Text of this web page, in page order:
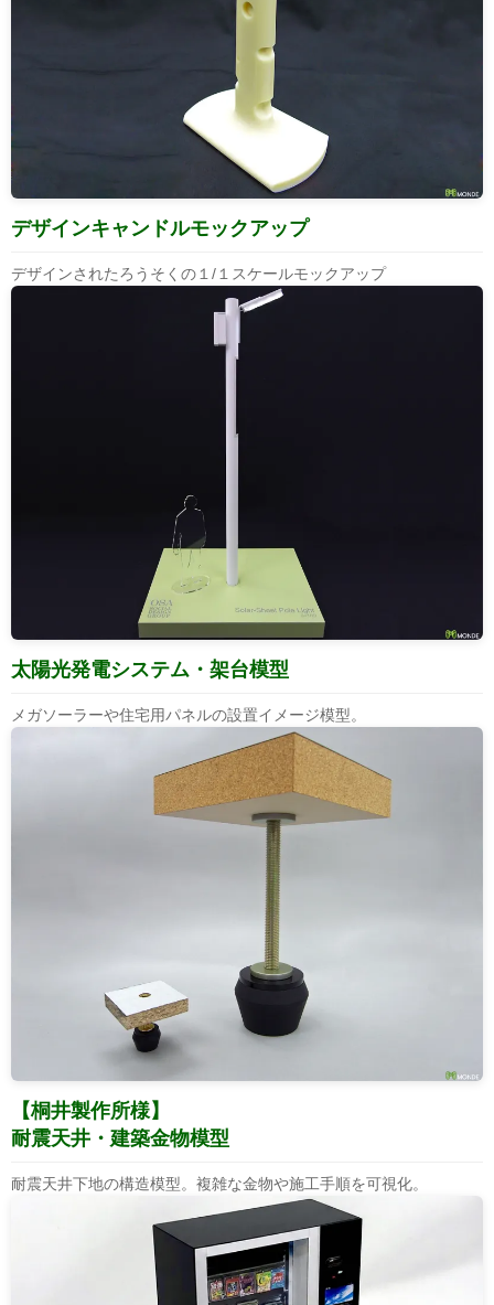
デザインキャンドルモックアップ
デザインされたろうそくの１/１スケールモックアップ
太陽光発電システム・架台模型
メガソーラーや住宅用パネルの設置イメージ模型。
【桐井製作所様】
耐震天井・建築金物模型
耐震天井下地の構造模型。複雑な金物や施工手順を可視化。